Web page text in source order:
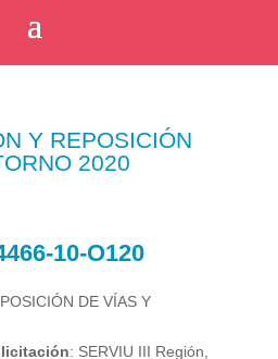
Y REPOSICIÓN
2020
10-O120
DE VÍAS Y
: SERVIU III Región,